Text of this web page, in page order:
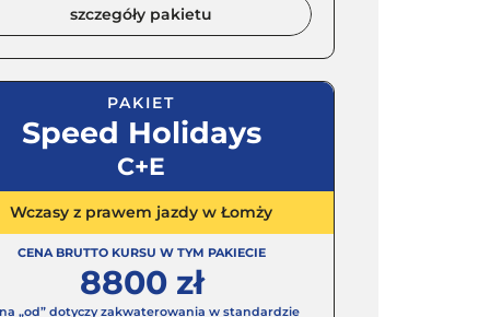
szczegóły pakietu
PAKIET
Speed Holidays
C+E
Wczasy z prawem jazdy w Łomży
CENA BRUTTO KURSU W TYM PAKIECIE
8800 zł
„od” dotyczy zakwaterowania w standardzie